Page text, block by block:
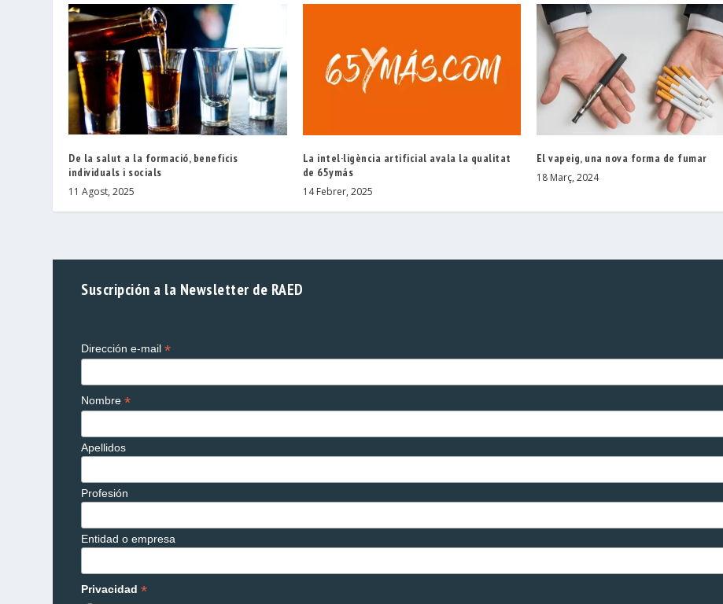
De la salut a la formació, beneficis
individuals i socials
11 Agost, 2025
La intel·ligència artificial avala la qualitat
de 65ymás
14 Febrer, 2025
El vapeig, una nova forma de fumar
18 Març, 2024
Suscripción a la Newsletter de RAED
Dirección e-mail*
Nombre*
Apellidos
Profesión
Entidad o empresa
Privacidad*